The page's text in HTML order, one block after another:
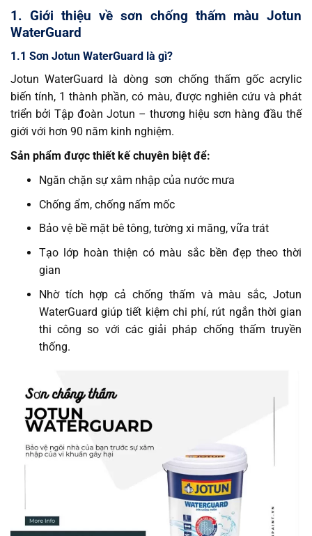
1. Giới thiệu về sơn chống thấm màu Jotun
WaterGuard
1.1 Sơn Jotun WaterGuard là gì?
Jotun WaterGuard là dòng sơn chống thấm gốc acrylic
biến tính, 1 thành phần, có màu, được nghiên cứu và phát
triển bởi Tập đoàn Jotun – thương hiệu sơn hàng đầu thế
giới với hơn 90 năm kinh nghiệm.
Sản phẩm được thiết kế chuyên biệt để:
Ngăn chặn sự xâm nhập của nước mưa
Chống ẩm, chống nấm mốc
Bảo vệ bề mặt bê tông, tường xi măng, vữa trát
Tạo lớp hoàn thiện có màu sắc bền đẹp theo thời
gian
Nhờ tích hợp cả chống thấm và màu sắc, Jotun
WaterGuard giúp tiết kiệm chi phí, rút ngắn thời gian
thi công so với các giải pháp chống thấm truyền
thống.